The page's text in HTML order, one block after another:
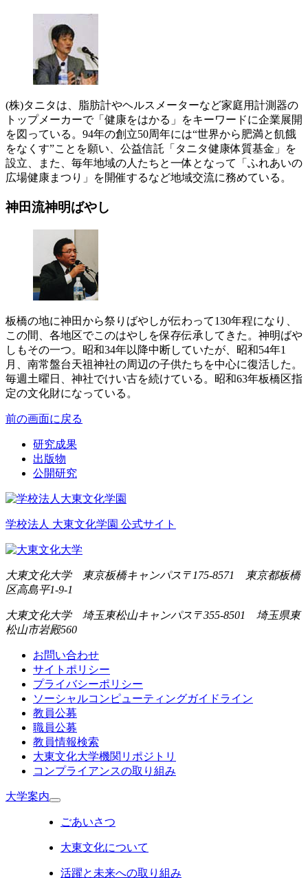
(株)タニタは、脂肪計やヘルスメーターなど家庭用計測器の
トップメーカーで「健康をはかる」をキーワードに企業展開
を図っている。94年の創立50周年には“世界から肥満と飢餓
をなくす”ことを願い、公益信託「タニタ健康体質基金」を
設立、また、毎年地域の人たちと一体となって「ふれあいの
広場健康まつり」を開催するなど地域交流に務めている。
神田流神明ばやし
板橋の地に神田から祭りばやしが伝わって130年程になり、
この間、各地区でこのはやしを保存伝承してきた。神明ばや
しもその一つ。昭和34年以降中断していたが、昭和54年1
月、南常盤台天祖神社の周辺の子供たちを中心に復活した。
毎週土曜日、神社でけい古を続けている。昭和63年板橋区指
定の文化財になっている。
前の画面に戻る
研究成果
出版物
公開研究
学校法人 大東文化学園 公式サイト
大東文化大学 東京板橋キャンパス 〒175-8571 東京都板橋
区高島平1-9-1
大東文化大学 埼玉東松山キャンパス 〒355-8501 埼玉県東
松山市岩殿560
お問い合わせ
サイトポリシー
プライバシーポリシー
ソーシャルコンピューティングガイドライン
教員公募
職員公募
教員情報検索
大東文化大学機関リポジトリ
コンプライアンスの取り組み
大学案内
ごあいさつ
大東文化について
活躍と未来への取り組み